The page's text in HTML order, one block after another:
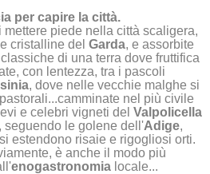
per capire la città.
mettere piede nella città scaligera,
cristalline del Garda, e assorbite
di una terra dove fruttifica
con lentezza, tra i pascoli
, dove nelle vecchie malghe si
nel più civile
e celebri vigneti del Valpolicella
seguendo le golene dell'Adige,
estendono risaie e rigogliosi orti.
è anche il modo più
enogastronomia locale...